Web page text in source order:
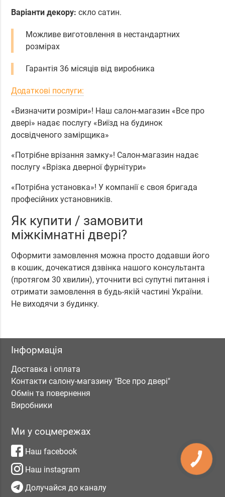
Варіанти декору: скло сатин.
Можливе виготовлення в нестандартних
розмірах
Гарантія 36 місяців від виробника
Додаткові послуги:
«Визначити розміри»! Наш салон-магазин «Все про
двері» надає послугу «Виїзд на будинок
досвідченого замірщика»
«Потрібне врізання замку»! Салон-магазин надає
послугу «Врізка дверної фурнітури»
«Потрібна установка»! У компанії є своя бригада
професійних установників.
Як купити / замовити
міжкімнатні двері?
Оформити замовлення можна просто додавши його
в кошик, дочекатися дзвінка нашого консультанта
(протягом 30 хвилин), уточнити всі супутні питання і
отримати замовлення в будь-якій частині України.
Не виходячи з будинку.
Інформація
Доставка і оплата
Контакти салону-магазину "Все про двері"
Обмін та повернення
Виробники
Ми у соцмережах
Наш facebook
Наш instagram
Долучайся до каналу
КНОПКА
ЗВ'ЯЗКУ